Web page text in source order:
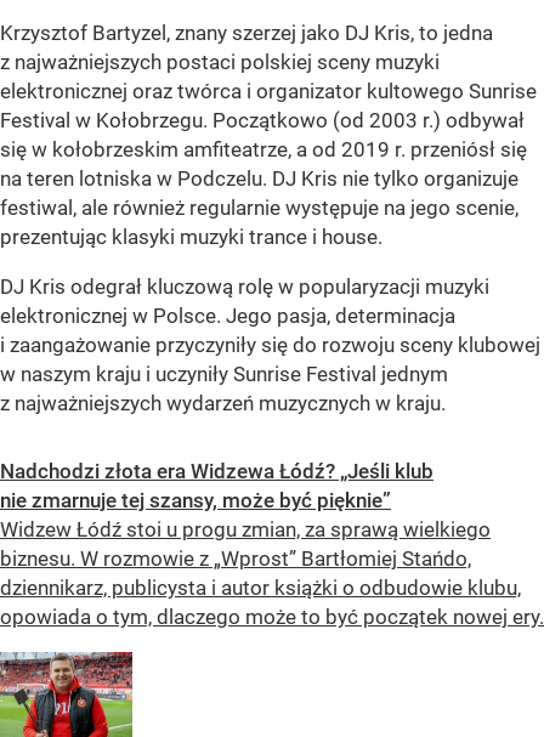
Krzysztof Bartyzel, znany szerzej jako DJ Kris, to jedna
z najważniejszych postaci polskiej sceny muzyki
elektronicznej oraz twórca i organizator kultowego Sunrise
Festival w Kołobrzegu. Początkowo (od 2003 r.) odbywał
się w kołobrzeskim amfiteatrze, a od 2019 r. przeniósł się
na teren lotniska w Podczelu. DJ Kris nie tylko organizuje
festiwal, ale również regularnie występuje na jego scenie,
prezentując klasyki muzyki trance i house.
DJ Kris odegrał kluczową rolę w popularyzacji muzyki
elektronicznej w Polsce. Jego pasja, determinacja
i zaangażowanie przyczyniły się do rozwoju sceny klubowej
w naszym kraju i uczyniły Sunrise Festival jednym
z najważniejszych wydarzeń muzycznych w kraju.
Nadchodzi złota era Widzewa Łódź? „Jeśli klub
nie zmarnuje tej szansy, może być pięknie”
Widzew Łódź stoi u progu zmian, za sprawą wielkiego
biznesu. W rozmowie z „Wprost” Bartłomiej Stańdo,
dziennikarz, publicysta i autor książki o odbudowie klubu,
opowiada o tym, dlaczego może to być początek nowej ery.